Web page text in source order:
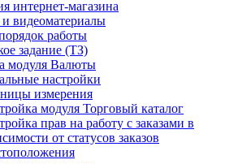
интернет-магазина
видеоматериалы
работы
задание (ТЗ)
модуля Валюты
настройки
измерения
модуля Торговый каталог
прав на работу с заказами в
от статусов заказов